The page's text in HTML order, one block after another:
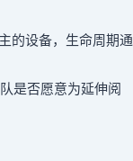
的设备，生命周期通
是否愿意为延伸阅